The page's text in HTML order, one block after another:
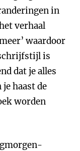
in
verhaal
waardoor
is
dat je alles
haast de
worden